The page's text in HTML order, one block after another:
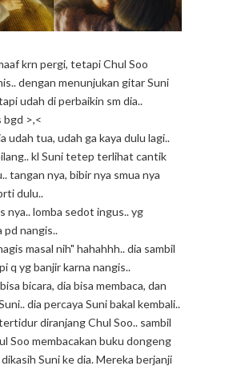
krn pergi, tetapi Chul Soo
dengan menunjukan gitar Suni
udah di perbaikin sm dia..
bgd >,<
udah tua, udah ga kaya dulu lagi..
kl Suni tetep terlihat cantik
tangan nya, bibir nya smua nya
dulu..
nya.. lomba sedot ingus.. yg
pd nangis..
masal nih" hahahhh.. dia sambil
q yg banjir karna nangis..
bicara, dia bisa membaca, dan
dia percaya Suni bakal kembali..
diranjang Chul Soo.. sambil
Soo membacakan buku dongeng
Suni ke dia. Mereka berjanji